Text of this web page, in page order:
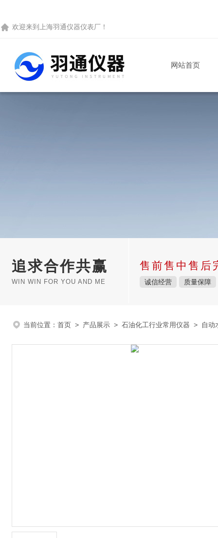
欢迎来到 上海羽通仪器仪表厂 ！
网站首页
追求合作共赢
WIN WIN FOR YOU AND ME
售前售中售后
诚信经营 质量保障
当前位置： 首页 > 产品展示 > 石油化工行业常用仪器 > 自动